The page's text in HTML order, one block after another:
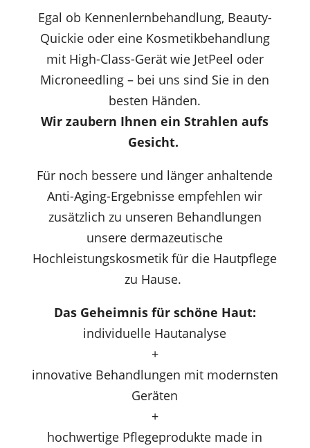
Egal ob Kennenlernbehandlung, Beauty-
Quickie oder eine Kosmetikbehandlung
mit High-Class-Gerät wie JetPeel oder
Microneedling – bei uns sind Sie in den
besten Händen.
Wir zaubern Ihnen ein Strahlen aufs
Gesicht.
Für noch bessere und länger anhaltende
Anti-Aging-Ergebnisse empfehlen wir
zusätzlich zu unseren Behandlungen
unsere dermazeutische
Hochleistungskosmetik für die Hautpflege
zu Hause.
Das Geheimnis für schöne Haut:
individuelle Hautanalyse
+
innovative Behandlungen mit modernsten
Geräten
+
hochwertige Pflegeprodukte made in